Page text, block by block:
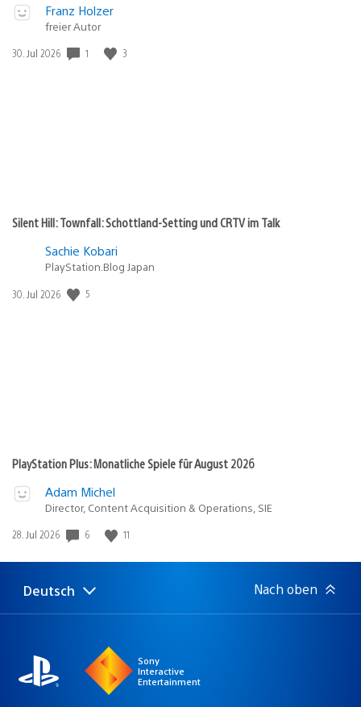
Veröffentlicht
Gewinnspiel
Franz Holzer
freier Autor
Veröffentlichungsdatum:
30. Jul 2026 1 3
Silent Hill: Townfall: Schottland-Setting und CRTV im Talk
Sachie Kobari
PlayStation.Blog Japan
Veröffentlichungsdatum:
30. Jul 2026 5
PlayStation Plus: Monatliche Spiele für August 2026
Adam Michel
Director, Content Acquisition & Operations, SIE
Veröffentlichungsdatum:
28. Jul 2026 6 11
Select
Aktuelle
Deutsch Nach oben
Sony
Interactive
Entertainment